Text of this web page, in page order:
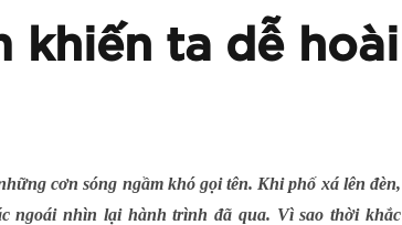
khiến ta dễ hoài
cơn sóng ngầm khó gọi tên. Khi phố xá lên đèn,
ngoái nhìn lại hành trình đã qua. Vì sao thời khắc